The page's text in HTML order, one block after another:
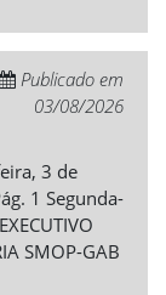
Publicado em
03/08/2026
3 de
1 Segunda-
SMOP-GAB